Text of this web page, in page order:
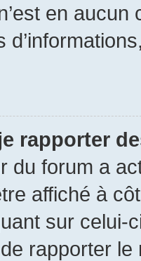
en
rapporter
du forum a
affiché à
sur
rapporter le